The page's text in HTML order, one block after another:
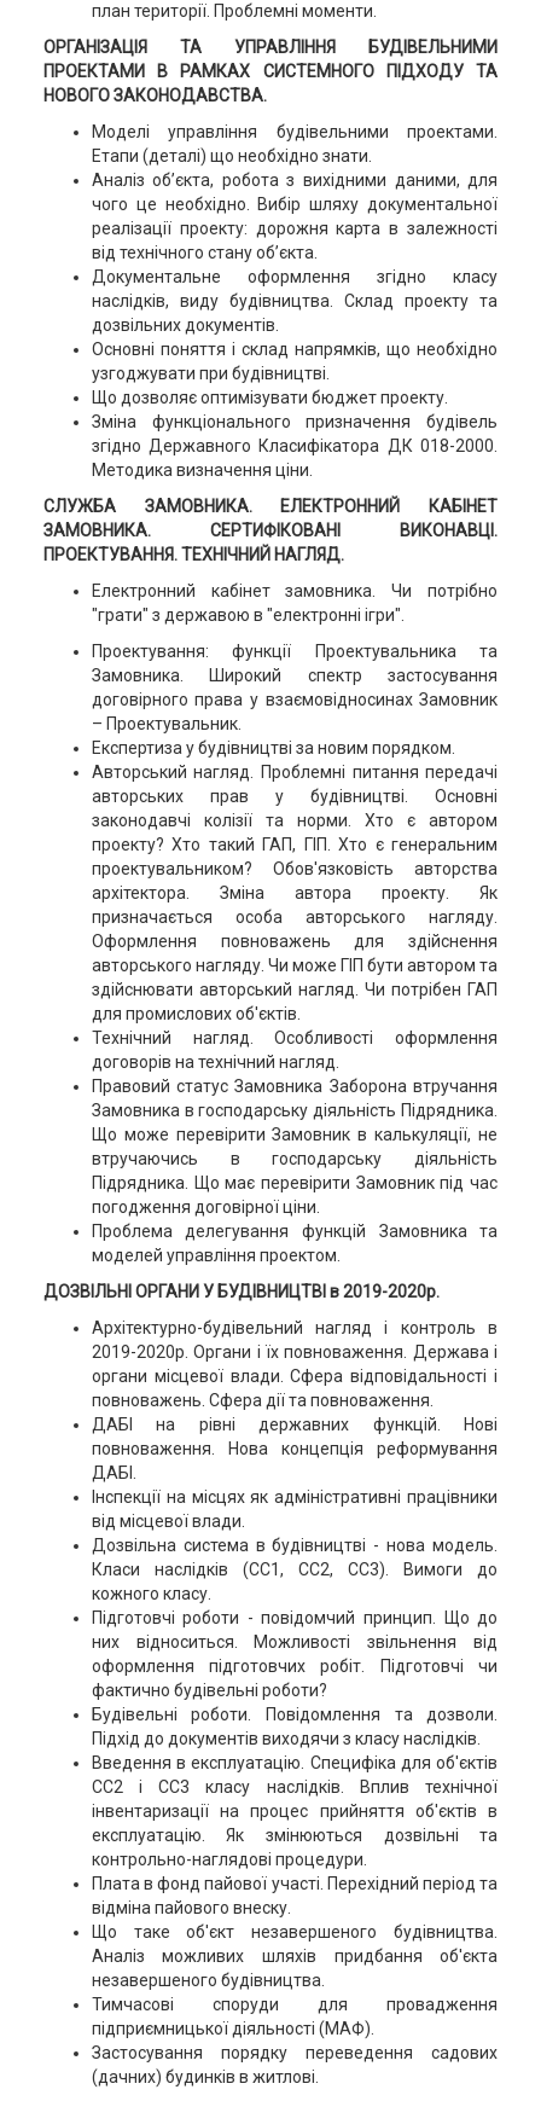
план території. Проблемні моменти.
ОРГАНІЗАЦІЯ ТА УПРАВЛІННЯ БУДІВЕЛЬНИМИ
ПРОЕКТАМИ В РАМКАХ СИСТЕМНОГО ПІДХОДУ ТА
НОВОГО ЗАКОНОДАВСТВА.
Моделі управління будівельними проектами.
Етапи (деталі) що необхідно знати.
Аналіз об’єкта, робота з вихідними даними, для
чого це необхідно. Вибір шляху документальної
реалізації проекту: дорожня карта в залежності
від технічного стану об’єкта.
Документальне оформлення згідно класу
наслідків, виду будівництва. Склад проекту та
дозвільних документів.
Основні поняття і склад напрямків, що необхідно
узгоджувати при будівництві.
Що дозволяє оптимізувати бюджет проекту.
Зміна функціонального призначення будівель
згідно Державного Класифікатора ДК 018-2000.
Методика визначення ціни.
СЛУЖБА ЗАМОВНИКА. ЕЛЕКТРОННИЙ КАБІНЕТ
ЗАМОВНИКА. СЕРТИФІКОВАНІ ВИКОНАВЦІ.
ПРОЕКТУВАННЯ. ТЕХНІЧНИЙ НАГЛЯД.
Електронний кабінет замовника. Чи потрібно
"грати" з державою в "електронні ігри".
Проектування: функції Проектувальника та
Замовника. Широкий спектр застосування
договірного права у взаємовідносинах Замовник
– Проектувальник.
Експертиза у будівництві за новим порядком.
Авторський нагляд. Проблемні питання передачі
авторських прав у будівництві. Основні
законодавчі колізії та норми. Хто є автором
проекту? Хто такий ГАП, ГІП. Хто є генеральним
проектувальником? Обов'язковість авторства
архітектора. Зміна автора проекту. Як
призначається особа авторського нагляду.
Оформлення повноважень для здійснення
авторського нагляду. Чи може ГІП бути автором та
здійснювати авторський нагляд. Чи потрібен ГАП
для промислових об'єктів.
Технічний нагляд. Особливості оформлення
договорів на технічний нагляд.
Правовий статус Замовника Заборона втручання
Замовника в господарську діяльність Підрядника.
Що може перевірити Замовник в калькуляції, не
втручаючись в господарську діяльність
Підрядника. Що має перевірити Замовник під час
погодження договірної ціни.
Проблема делегування функцій Замовника та
моделей управління проектом.
ДОЗВІЛЬНІ ОРГАНИ У БУДІВНИЦТВІ в 2019-2020р.
Архітектурно-будівельний нагляд і контроль в
2019-2020р. Органи і їх повноваження. Держава і
органи місцевої влади. Сфера відповідальності і
повноважень. Сфера дії та повноваження.
ДАБІ на рівні державних функцій. Нові
повноваження. Нова концепція реформування
ДАБІ.
Інспекції на місцях як адміністративні працівники
від місцевої влади.
Дозвільна система в будівництві - нова модель.
Класи наслідків (СС1, СС2, СС3). Вимоги до
кожного класу.
Підготовчі роботи - повідомчий принцип. Що до
них відноситься. Можливості звільнення від
оформлення підготовчих робіт. Підготовчі чи
фактично будівельні роботи?
Будівельні роботи. Повідомлення та дозволи.
Підхід до документів виходячи з класу наслідків.
Введення в експлуатацію. Специфіка для об'єктів
СС2 і СС3 класу наслідків. Вплив технічної
інвентаризації на процес прийняття об'єктів в
експлуатацію. Як змінюються дозвільні та
контрольно-наглядові процедури.
Плата в фонд пайової участі. Перехідний період та
відміна пайового внеску.
Що таке об'єкт незавершеного будівництва.
Аналіз можливих шляхів придбання об'єкта
незавершеного будівництва.
Тимчасові споруди для провадження
підприємницької діяльності (МАФ).
Застосування порядку переведення садових
(дачних) будинків в житлові.